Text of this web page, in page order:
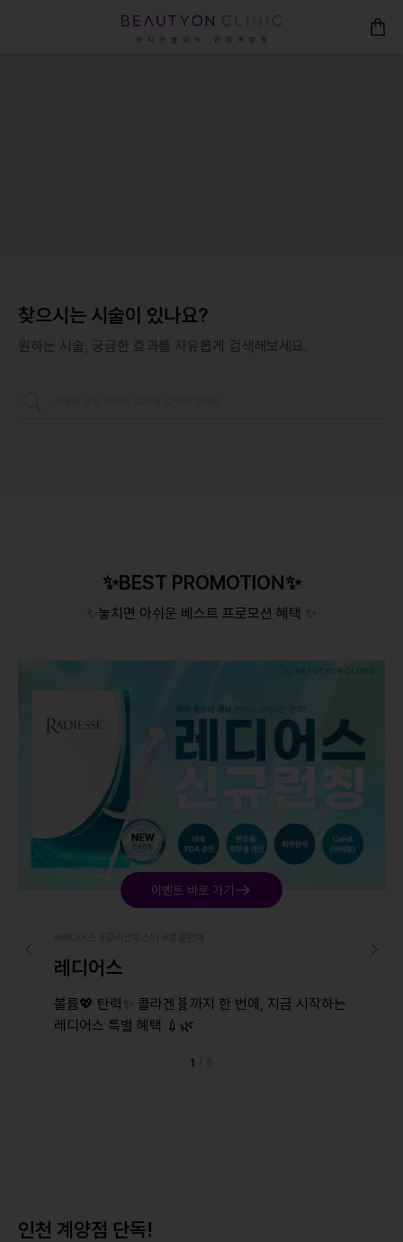
인천계양 뷰티온의원
찾으시는 시술이 있나요?
원하는 시술, 궁금한 효과를 자유롭게 검색해보세요.
✨BEST PROMOTION✨
✨놓치면 아쉬운 베스트 프로모션 혜택 ✨
이벤트 바로 가기
레디어스
볼륨💖 탄력✨ 콜라겐🧬까지 한 번에, 지금 시작하는
레디어스 특별 혜택 💉🌿
1
인천 계양점 단독!